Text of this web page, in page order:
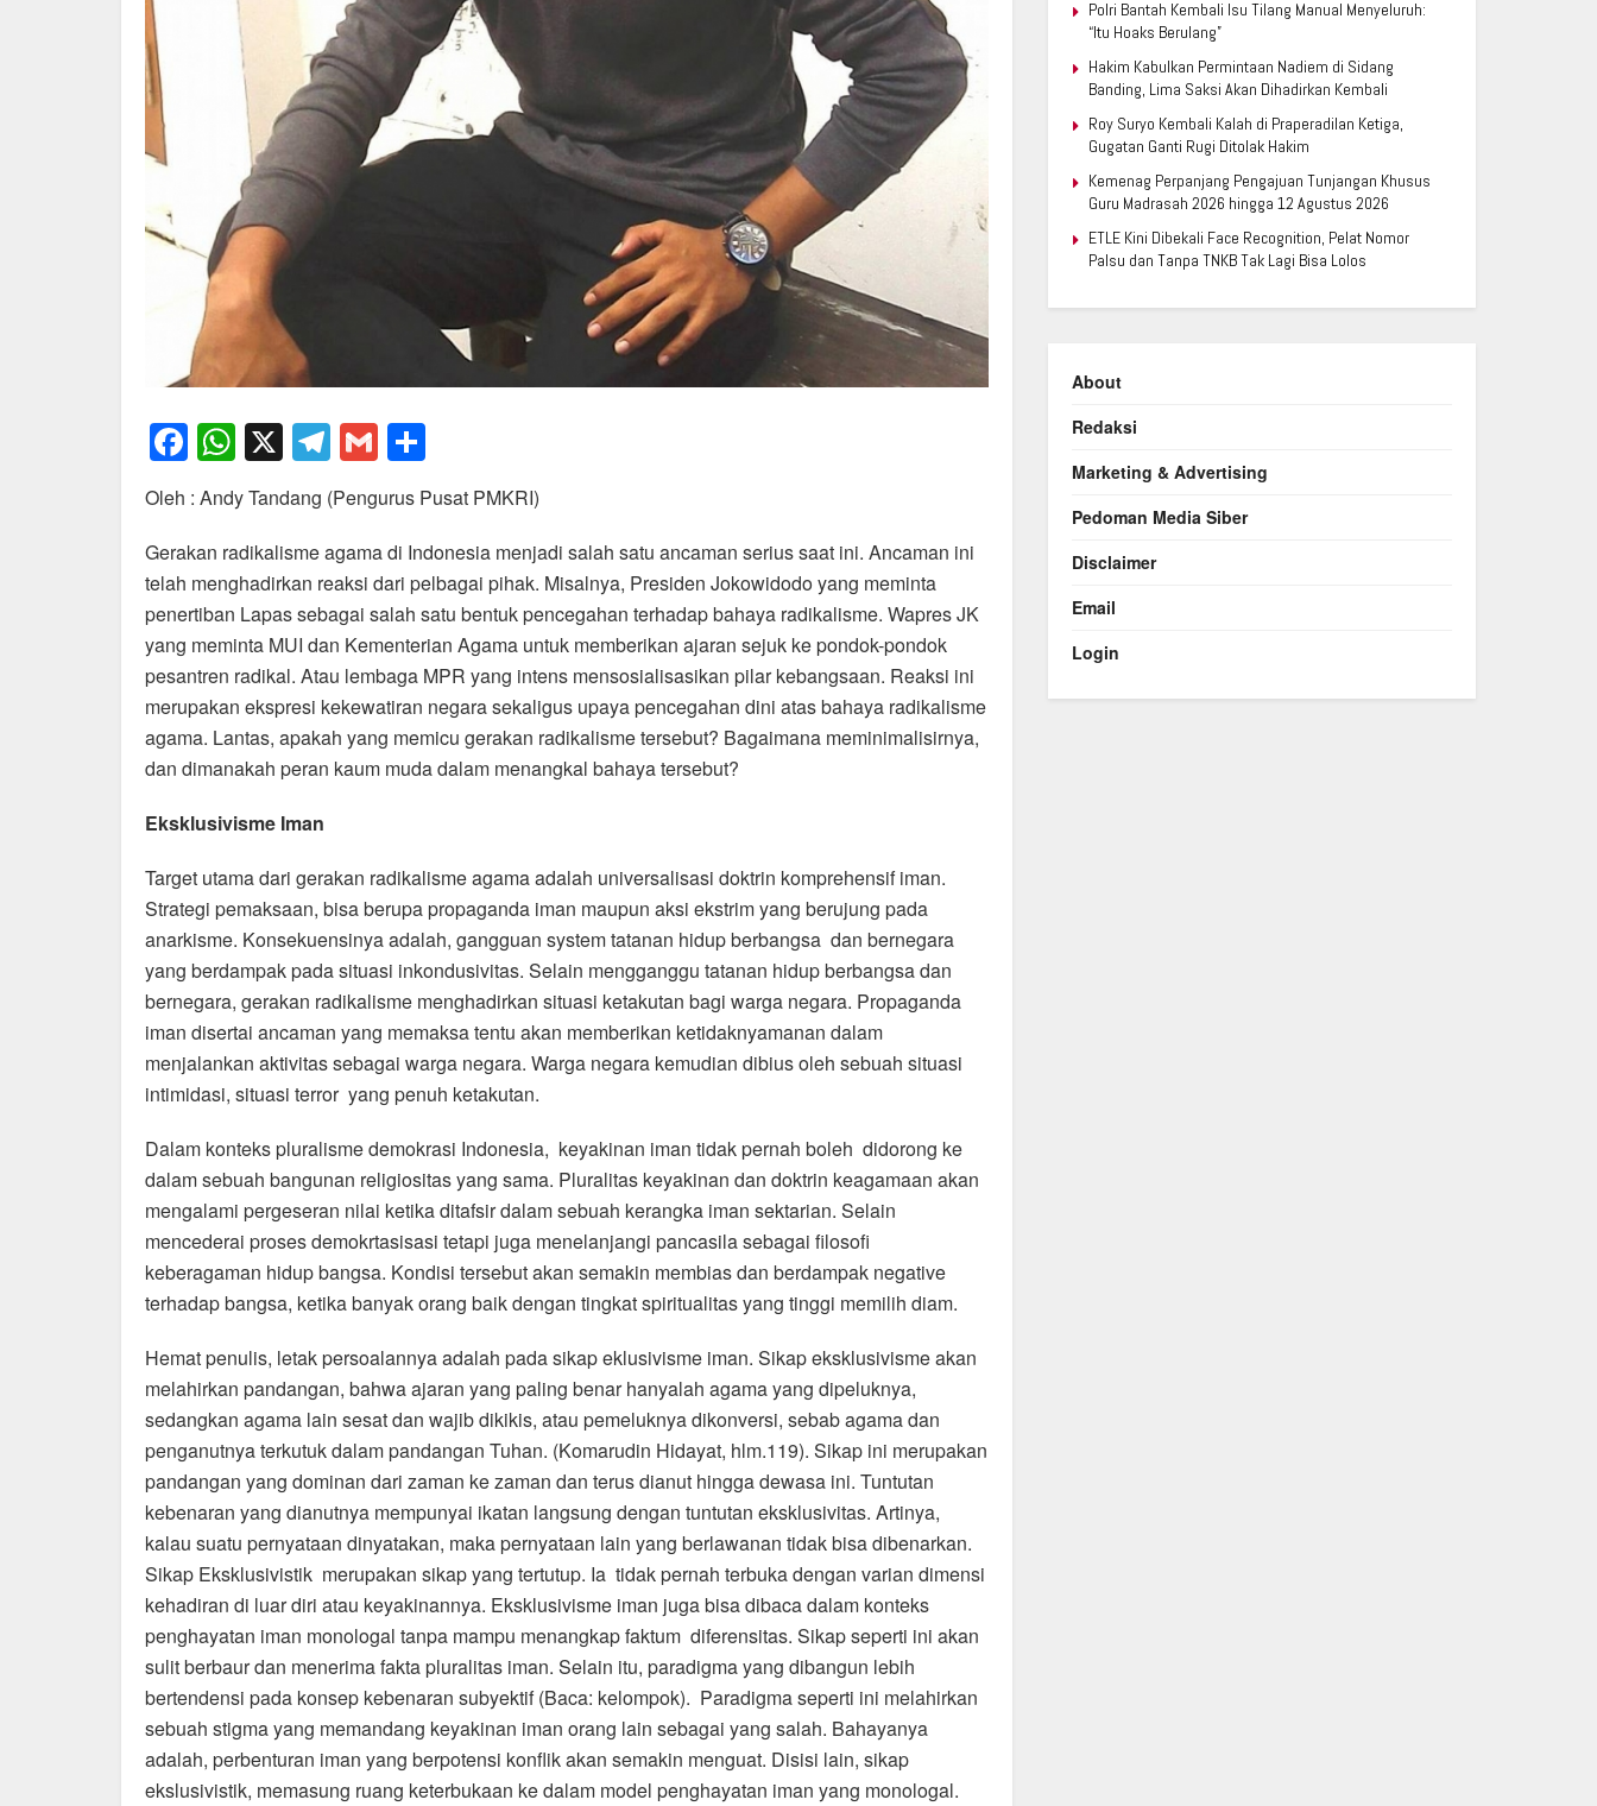
F
a
c
e
b
o
o
k
W
h
at
s
A
p
p
X T
el
e
gr
a
m
G
m
ail
h
ar
e
Oleh : Andy Tandang (Pengurus Pusat PMKRI)
Gerakan radikalisme agama di Indonesia menjadi salah satu ancaman serius saat ini. Ancaman ini
telah menghadirkan reaksi dari pelbagai pihak. Misalnya, Presiden Jokowidodo yang meminta
penertiban Lapas sebagai salah satu bentuk pencegahan terhadap bahaya radikalisme. Wapres JK
yang meminta MUI dan Kementerian Agama untuk memberikan ajaran sejuk ke pondok-pondok
pesantren radikal. Atau lembaga MPR yang intens mensosialisasikan pilar kebangsaan. Reaksi ini
merupakan ekspresi kekewatiran negara sekaligus upaya pencegahan dini atas bahaya radikalisme
agama. Lantas, apakah yang memicu gerakan radikalisme tersebut? Bagaimana meminimalisirnya,
dan dimanakah peran kaum muda dalam menangkal bahaya tersebut?
Eksklusivisme Iman
Target utama dari gerakan radikalisme agama adalah universalisasi doktrin komprehensif iman.
Strategi pemaksaan, bisa berupa propaganda iman maupun aksi ekstrim yang berujung pada
anarkisme. Konsekuensinya adalah, gangguan system tatanan hidup berbangsa dan bernegara
yang berdampak pada situasi inkondusivitas. Selain mengganggu tatanan hidup berbangsa dan
bernegara, gerakan radikalisme menghadirkan situasi ketakutan bagi warga negara. Propaganda
iman disertai ancaman yang memaksa tentu akan memberikan ketidaknyamanan dalam
menjalankan aktivitas sebagai warga negara. Warga negara kemudian dibius oleh sebuah situasi
intimidasi, situasi terror yang penuh ketakutan.
Dalam konteks pluralisme demokrasi Indonesia, keyakinan iman tidak pernah boleh didorong ke
dalam sebuah bangunan religiositas yang sama. Pluralitas keyakinan dan doktrin keagamaan akan
mengalami pergeseran nilai ketika ditafsir dalam sebuah kerangka iman sektarian. Selain
mencederai proses demokrtasisasi tetapi juga menelanjangi pancasila sebagai filosofi
keberagaman hidup bangsa. Kondisi tersebut akan semakin membias dan berdampak negative
terhadap bangsa, ketika banyak orang baik dengan tingkat spiritualitas yang tinggi memilih diam.
Hemat penulis, letak persoalannya adalah pada sikap eklusivisme iman. Sikap eksklusivisme akan
melahirkan pandangan, bahwa ajaran yang paling benar hanyalah agama yang dipeluknya,
sedangkan agama lain sesat dan wajib dikikis, atau pemeluknya dikonversi, sebab agama dan
penganutnya terkutuk dalam pandangan Tuhan. (Komarudin Hidayat, hlm.119). Sikap ini merupakan
pandangan yang dominan dari zaman ke zaman dan terus dianut hingga dewasa ini. Tuntutan
kebenaran yang dianutnya mempunyai ikatan langsung dengan tuntutan eksklusivitas. Artinya,
kalau suatu pernyataan dinyatakan, maka pernyataan lain yang berlawanan tidak bisa dibenarkan.
Sikap Eksklusivistik merupakan sikap yang tertutup. Ia tidak pernah terbuka dengan varian dimensi
kehadiran di luar diri atau keyakinannya. Eksklusivisme iman juga bisa dibaca dalam konteks
penghayatan iman monologal tanpa mampu menangkap faktum diferensitas. Sikap seperti ini akan
sulit berbaur dan menerima fakta pluralitas iman. Selain itu, paradigma yang dibangun lebih
bertendensi pada konsep kebenaran subyektif (Baca: kelompok). Paradigma seperti ini melahirkan
sebuah stigma yang memandang keyakinan iman orang lain sebagai yang salah. Bahayanya
adalah, perbenturan iman yang berpotensi konflik akan semakin menguat. Disisi lain, sikap
ekslusivistik, memasung ruang keterbukaan ke dalam model penghayatan iman yang monologal.
Polri Bantah Kembali Isu Tilang Manual Menyeluruh:
“Itu Hoaks Berulang”
Hakim Kabulkan Permintaan Nadiem di Sidang
Banding, Lima Saksi Akan Dihadirkan Kembali
Roy Suryo Kembali Kalah di Praperadilan Ketiga,
Gugatan Ganti Rugi Ditolak Hakim
Kemenag Perpanjang Pengajuan Tunjangan Khusus
Guru Madrasah 2026 hingga 12 Agustus 2026
ETLE Kini Dibekali Face Recognition, Pelat Nomor
Palsu dan Tanpa TNKB Tak Lagi Bisa Lolos
About
Redaksi
Marketing & Advertising
Pedoman Media Siber
Disclaimer
Email
Login